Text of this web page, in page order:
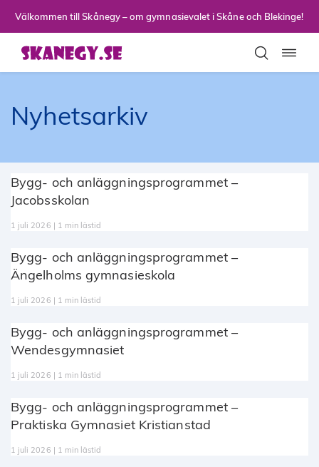
Välkommen till Skånegy – om gymnasievalet i Skåne och Blekinge!
Nyhetsarkiv
Bygg- och anläggningsprogrammet –
Jacobsskolan
1 juli 2026 | 1 min lästid
Bygg- och anläggningsprogrammet –
Ängelholms gymnasieskola
1 juli 2026 | 1 min lästid
Bygg- och anläggningsprogrammet –
Wendesgymnasiet
1 juli 2026 | 1 min lästid
Bygg- och anläggningsprogrammet –
Praktiska Gymnasiet Kristianstad
1 juli 2026 | 1 min lästid